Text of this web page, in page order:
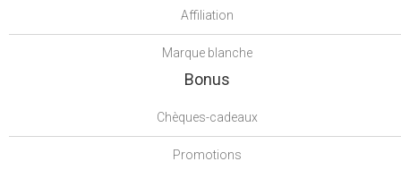
Affiliation
Marque blanche
Bonus
Chèques-cadeaux
Promotions